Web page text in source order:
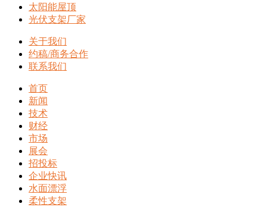
太阳能屋顶
光伏支架厂家
关于我们
约稿/商务合作
联系我们
首页
新闻
技术
财经
市场
展会
招投标
企业快讯
水面漂浮
柔性支架